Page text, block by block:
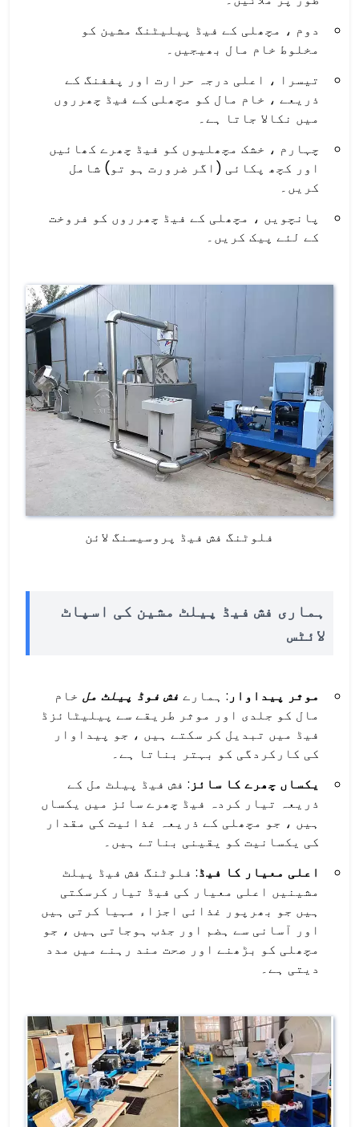
دوم ، مچھلی کے فیڈ پیلیٹنگ مشین کو
مخلوط خام مال بھیجیں۔
تیسرا ، اعلی درجہ حرارت اور پففنگ کے
ذریعے ، خام مال کو مچھلی کے فیڈ چھرروں
میں نکالا جاتا ہے۔
چہارم ، خشک مچھلیوں کو فیڈ چھرے کھائیں
اور کچھ پکائی (اگر ضرورت ہو تو) شامل
کریں۔
پانچویں ، مچھلی کے فیڈ چھرروں کو فروخت
کے لئے پیک کریں۔
فلوٹنگ فش فیڈ پروسیسنگ لائن
ہماری فش فیڈ پیلٹ مشین کی اسپاٹ
لائٹس
موثر پیداوار : ہمارے فش فوڈ پیلٹ مل خام
مال کو جلدی اور موثر طریقے سے پیلیٹائزڈ
فیڈ میں تبدیل کر سکتے ہیں ، جو پیداوار
کی کارکردگی کو بہتر بناتا ہے۔
یکساں چھرے کا سائز : فش فیڈ پیلٹ مل کے
ذریعہ تیار کردہ فیڈ چھرے سائز میں یکساں
ہیں ، جو مچھلی کے ذریعہ غذائیت کی مقدار
کی یکسانیت کو یقینی بناتے ہیں۔
اعلی معیار کا فیڈ: فلوٹنگ فش فیڈ پیلٹ
مشینیں اعلی معیار کی فیڈ تیار کرسکتی
ہیں جو بھرپور غذائی اجزاء مہیا کرتی ہیں
اور آسانی سے ہضم اور جذب ہوجاتی ہیں ، جو
مچھلی کو بڑھنے اور صحت مند رہنے میں مدد
دیتی ہے۔